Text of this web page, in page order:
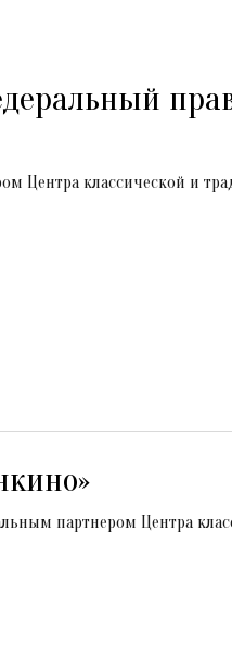
Центра классической и
партнером Центра